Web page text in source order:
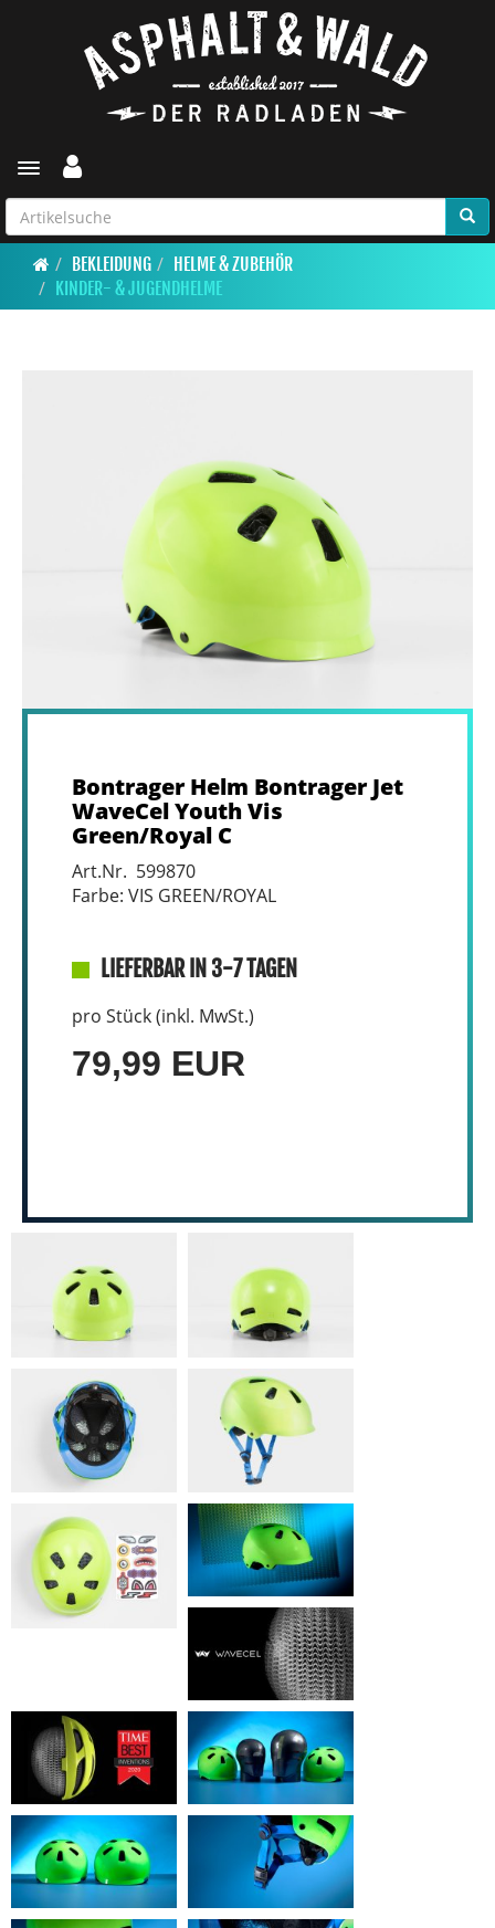
Toggle navigation
BEKLEIDUNG
HELME & ZUBEHÖR
KINDER- & JUGENDHELME
Bontrager Helm Bontrager Jet
WaveCel Youth Vis
Green/Royal C
Art.Nr. 599870
Farbe: VIS GREEN/ROYAL
LIEFERBAR IN 3-7 TAGEN
pro Stück (inkl. MwSt.)
79,99 EUR